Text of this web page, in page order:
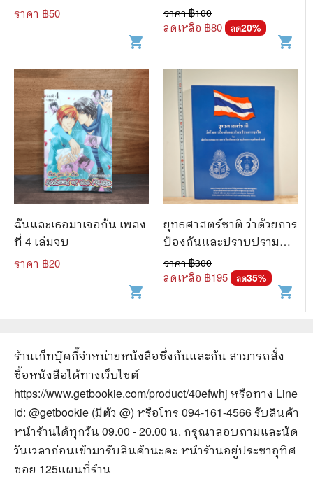
ราคา ฿50
shopping_cart
ป้องกันและปราบปราม
การทุจริตแห่งชาติ
ราคา ฿100
ลดเหลือ ฿80 ลด20%
shopping_cart
ฉันและเธอมาเจอกัน เพลง
ที่ 4 เล่มจบ
ราคา ฿20
shopping_cart
ยุทธศาสตร์ชาติ ว่าด้วยการ
ป้องกันและปราบปราม
การทุจริต
ราคา ฿300
ลดเหลือ ฿195 ลด35%
shopping_cart
ร้านเก็ทบุ๊คกี้จำหน่ายหนังสือซึ่งกันและกัน สามารถสั่ง
ซื้อหนังสือได้ทางเว็บไซต์
https://www.getbookie.com/product/40efwhj หรือทาง Line
id: @getbookie (มีตัว @) หรือโทร 094-161-4566 รับสินค้า
หน้าร้านได้ทุกวัน 09.00 - 20.00 น. กรุณาสอบถามและนัด
วันเวลาก่อนเข้ามารับสินค้านะคะ หน้าร้านอยู่ประชาอุทิศ
ซอย 125แผนที่ร้าน